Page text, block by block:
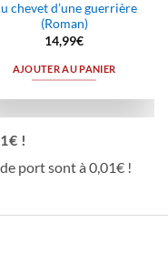
chevet d’une guerrière
(Roman)
14,99€
AJOUTER AU PANIER
!
port sont à 0,01€ !